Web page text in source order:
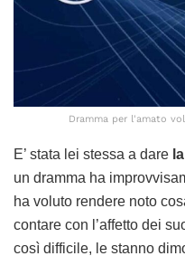
Dramma per l'amato
E’ stata lei stessa a dare
un dramma ha
ha voluto rendere noto
contare con l’affetto dei
così difficile, le stanno